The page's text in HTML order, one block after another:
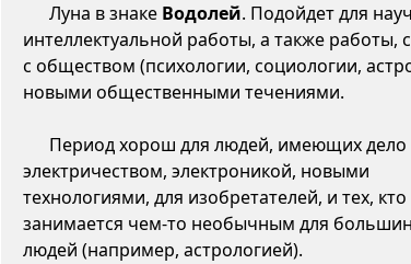
Луна в знаке Водолей. Подойдет для
интеллектуальной работы, а также работы,
с обществом (психологии, социологии,
новыми общественными течениями.
Период хорош для людей, имеющих дело
электричеством, электроникой, новыми
технологиями, для изобретателей, и тех, кто
занимается чем-то необычным для
людей (например, астрологией).